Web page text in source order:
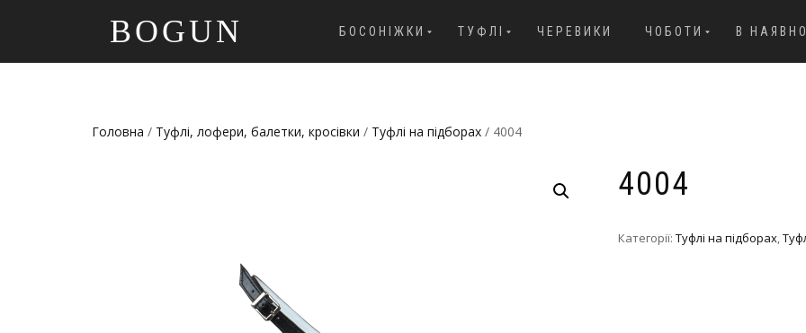
BOGUN БОСОНІЖКИ ТУФЛІ ЧЕРЕВИКИ ЧОБОТИ В
Головна / Туфлі, лофери, балетки, кросівки / Туфлі на підборах / 4004
4004
Категорії: Туфлі на підборах,